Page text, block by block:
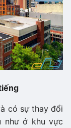
có sự thay đổi
như ở khu vực